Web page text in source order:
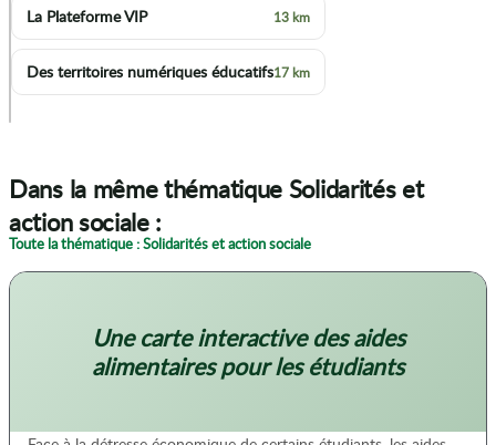
La Plateforme VIP 13 km
Des territoires numériques éducatifs17 km
Dans la même thématique Solidarités et
action sociale :
Toute la thématique : Solidarités et action sociale
Une carte interactive des aides
alimentaires pour les étudiants